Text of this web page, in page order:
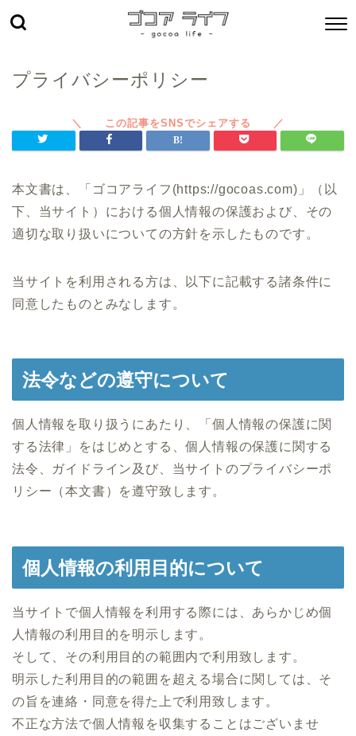
プライバシーポリシー
本文書は、「ゴコアライフ(https://gocoas.com)」（以
下、当サイト）における個人情報の保護および、その
適切な取り扱いについての方針を示したものです。
当サイトを利用される方は、以下に記載する諸条件に
同意したものとみなします。
法令などの遵守について
個人情報を取り扱うにあたり、「個人情報の保護に関
する法律」をはじめとする、個人情報の保護に関する
法令、ガイドライン及び、当サイトのプライバシーポ
リシー（本文書）を遵守致します。
個人情報の利用目的について
当サイトで個人情報を利用する際には、あらかじめ個
人情報の利用目的を明示します。
そして、その利用目的の範囲内で利用致します。
明示した利用目的の範囲を超える場合に関しては、そ
の旨を連絡・同意を得た上で利用致します。
不正な方法で個人情報を収集することはございませ